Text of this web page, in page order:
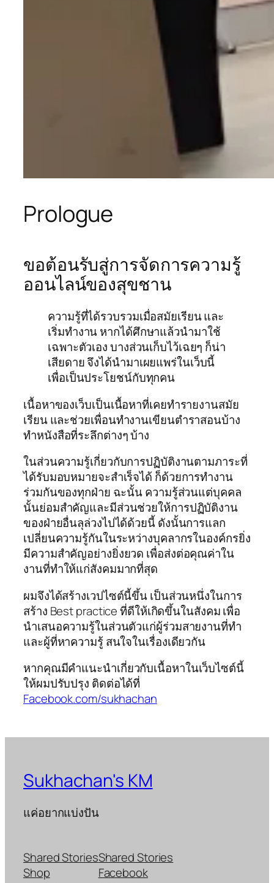
Prologue
ขอต้อนรับสู่การจัดการความรู้
ออนไลน์ของสุขชาน
ความรู้ที่ได้รวบรวมเมื่อสมัยเรียน และ
เริ่มทำงาน หากได้ศึกษาแล้วนำมาใช้
เฉพาะตัวเอง บางส่วนเก็บไว้เฉยๆ ก็น่า
เสียดาย จึงได้นำมาเผยแพร่ในเว็บนี้
เพื่อเป็นประโยชน์กับทุกคน
เนื้อหาของเว็บเป็นเนื้อหาที่เคยทำรายงานสมัย
เรียน และช่วยเพื่อนทำงานเขียนตำราสอนบ้าง
ทำหนังสือที่ระลึกต่างๆ บ้าง
ในส่วนความรู้เกี่ยวกับการปฏิบัติงานตามภาระที่
ได้รับมอบหมายจะสำเร็จได้ ก็ด้วยการทำงาน
ร่วมกันของทุกฝ่าย ฉะนั้น ความรู้ส่วนแต่บุคคล
นั้นย่อมสำคัญและมีส่วนช่วยให้การปฏิบัติงาน
ของฝ่ายอื่นลุล่วงไปได้ด้วยนี้ ดังนั้นการแลก
เปลี่ยนความรู้กันในระหว่างบุคลากรในองค์กรยิ่ง
มีความสำคัญอย่างยิ่งยวด เพื่อส่งต่อคุณค่าใน
งานที่ทำให้แก่สังคมมากที่สุด
ผมจึงได้สร้างเวปไซต์นี้ขึ้น เป็นส่วนหนึ่งในการ
สร้าง Best practice ที่ดีให้เกิดขึ้นในสังคม เพื่อ
นำเสนอความรู้ในส่วนตัวแก่ผู้ร่วมสายงานที่ทำ
และผู้ที่หาความรู้ สนใจในเรื่องเดียวกัน
หากคุณมีคำแนะนำเกี่ยวกับเนื้อหาในเว็บไซต์นี้
ให้ผมปรับปรุง ติดต่อได้ที่
Facebook.com/sukhachan
Sukhachan's KM
แค่อยากแบ่งปัน
Shared Stories
Shop
Shared Stories
Facebook